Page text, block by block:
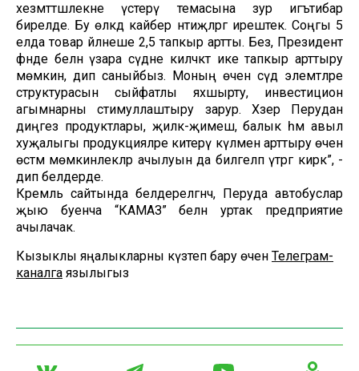
хезмәттәшлекне үстерү темасына зур игътибар
бирелде. Бу өлкәдә кайбер нәтиҗәләргә ирештек. Соңгы 5
елда товар әйләнеше 2,5 тапкыр артты. Без, Президент
әфәнде белән үзара сәүдәне киләчәктә ике тапкыр арттыру
мөмкин, дип саныйбыз. Моның өчен сәүдә элемтәләре
структурасын сыйфатлы яхшырту, инвестицион
агымнарны стимуллаштыру зарур. Хәзер Перудан
диңгез продуктлары, җиләк-җимеш, балык һәм авыл
хуҗалыгы продукцияләре китерү күләмен арттыру өчен
өстәмә мөмкинлекләр ачылуын да билгеләп үтәргә кирәк”, -
дип белдерде.
Кремль сайтында белдерелгәнчә, Перуда автобуслар
җыю буенча “КАМАЗ” белән уртак предприятие
ачылачак.
Кызыклы яңалыкларны күзәтеп бару өчен Телеграм-
каналга язылыгыз